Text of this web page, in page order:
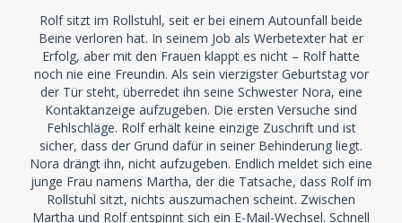
Rolf sitzt im Rollstuhl, seit er bei einem Autounfall beide
Beine verloren hat. In seinem Job als Werbetexter hat er
Erfolg, aber mit den Frauen klappt es nicht – Rolf hatte
noch nie eine Freundin. Als sein vierzigster Geburtstag vor
der Tür steht, überredet ihn seine Schwester Nora, eine
Kontaktanzeige aufzugeben. Die ersten Versuche sind
Fehlschläge. Rolf erhält keine einzige Zuschrift und ist
sicher, dass der Grund dafür in seiner Behinderung liegt.
Nora drängt ihn, nicht aufzugeben. Endlich meldet sich eine
junge Frau namens Martha, der die Tatsache, dass Rolf im
Rollstuhl sitzt, nichts auszumachen scheint. Zwischen
Martha und Rolf entspinnt sich ein E-Mail-Wechsel. Schnell